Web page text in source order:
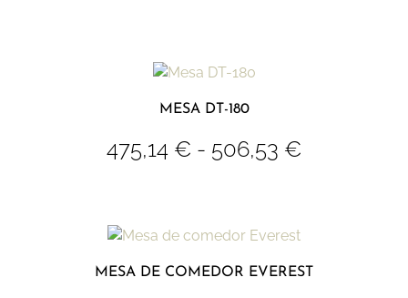
MESA DT-180
475,14 € - 506,53 €
MESA DE COMEDOR EVEREST